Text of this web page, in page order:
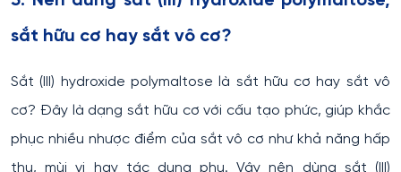
sắt hữu cơ hay sắt vô cơ?
Sắt (III) hydroxide polymaltose là sắt hữu cơ hay sắt vô
cơ? Đây là dạng sắt hữu cơ với cấu tạo phức, giúp khắc
phục nhiều nhược điểm của sắt vô cơ như khả năng hấp
thu, mùi vị hay tác dụng phụ. Vậy nên dùng sắt (III)